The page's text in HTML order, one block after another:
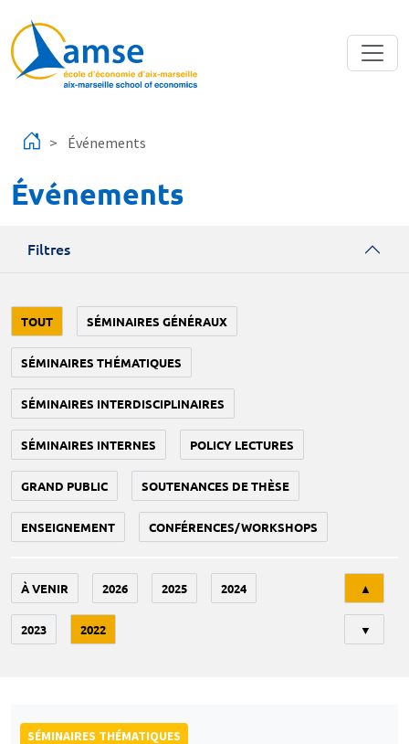
Événements
Événements
Filtres
TOUT SÉMINAIRES GÉNÉRAUX
SÉMINAIRES THÉMATIQUES
SÉMINAIRES INTERDISCIPLINAIRES
SÉMINAIRES INTERNES POLICY LECTURES
GRAND PUBLIC SOUTENANCES DE THÈSE
ENSEIGNEMENT CONFÉRENCES/WORKSHOPS
À VENIR 2026 2025 2024
2023 2022
▲
▼
SÉMINAIRES THÉMATIQUES